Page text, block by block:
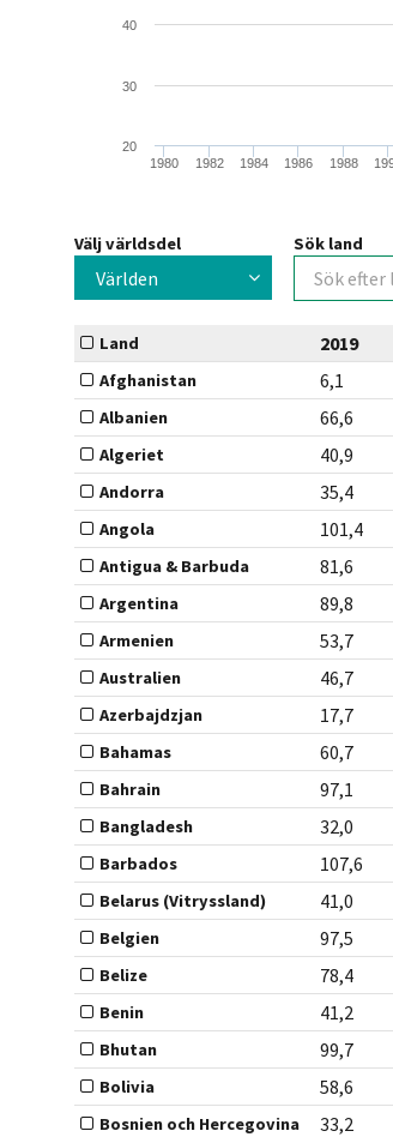
1980 1982 1984 1986 1988
20
30
40
Välj världsdel
Världen
Sök land
Land 2019
Afghanistan 6,1
Albanien 66,6
Algeriet 40,9
Andorra 35,4
Angola 101,4
Antigua & Barbuda 81,6
Argentina 89,8
Armenien 53,7
Australien 46,7
Azerbajdzjan 17,7
Bahamas 60,7
Bahrain 97,1
Bangladesh 32,0
Barbados 107,6
Belarus (Vitryssland) 41,0
Belgien 97,5
Belize 78,4
Benin 41,2
Bhutan 99,7
Bolivia 58,6
Bosnien och Hercegovina 33,2